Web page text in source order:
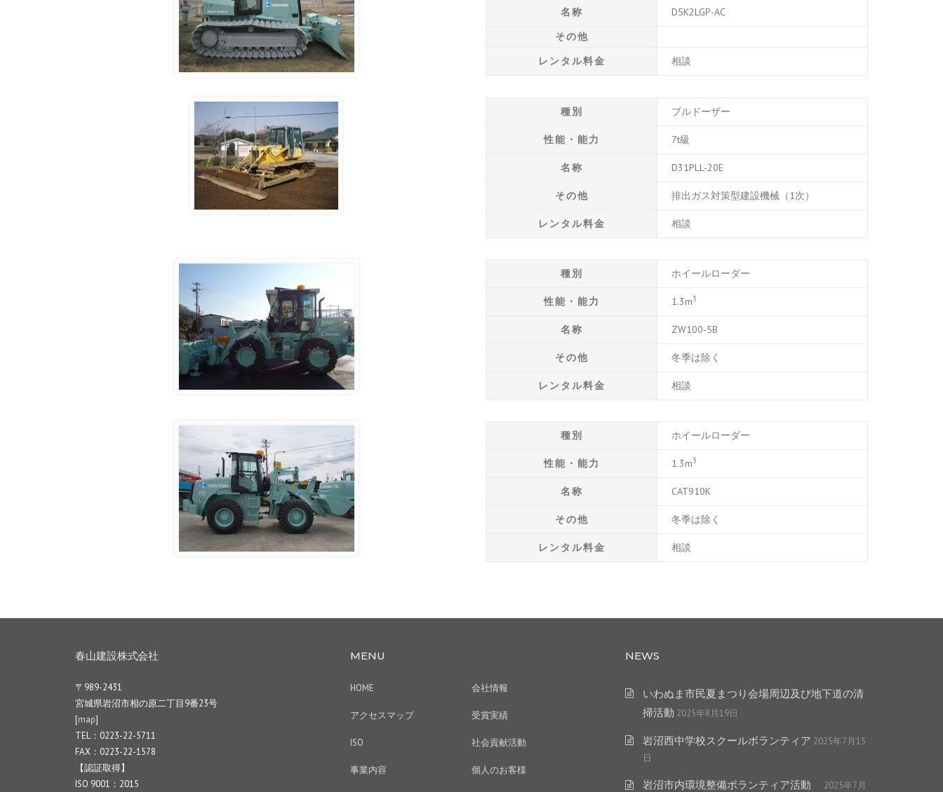
名称 D5K2LGP-AC
その他
レンタル料金
相談
種別 ブルドーザー
性能・能力 7t級
名称 D31PLL-20E
その他 排出ガス対策型建設機械（1次）
レンタル料金 相談
種別 ホイールローダー
性能・能力 1.3m3
名称 ZW100‐5B
その他 冬季は除く
レンタル料金 相談
種別 ホイールローダー
性能・能力 1.3m3
名称 CAT910K
その他 冬季は除く
レンタル料金 相談
春山建設株式会社
〒989-2431
宮城県岩沼市相の原二丁目9番23号
[map]
TEL：0223-22-5711
FAX：0223-22-1578
【認証取得】
ISO 9001：2015
MENU
HOME 会社情報
アクセスマップ 受賞実績
ISO 社会貢献活動
事業内容 個人のお客様
NEWS
いわぬま市民夏まつり会場周辺及び地下道の清
掃活動 2025年8月19日
岩沼西中学校スクールボランティア 2025年7月15
日
岩沼市内環境整備ボランティア活動 2025年7月